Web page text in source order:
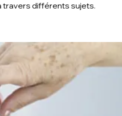
travers différents sujets.